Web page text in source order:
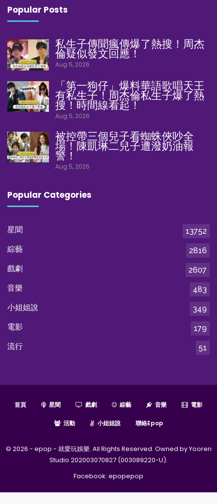
Popular Posts
私生子傳聞瘋傳爆了熱搜！周杰
倫疑似發文回應！
Aug 5, 2026
「第一狗仔」爆料華語歌唱天王
有私生子！周杰倫私生子爆了熱
搜！時間線看起！
Aug 5, 2026
被控帶三個兒子看蜘蛛俠吵全
場！陳凱琳二兒子遭潑奶油報
警！
Aug 5, 2026
Popular Categories
星聞
13752
綜藝
2816
戲劇
2607
音樂
483
小姐姐說
349
電影
179
流行
51
首頁 星聞 戲劇 綜藝 音樂 電影
活動 小姐姐說 聯絡epop
© 2026 - epop - 就愛玩娛樂. All Rights Reserved. Owned by Yooren
Studio 202003070827 (003089220-U).
Facebook: epopepop